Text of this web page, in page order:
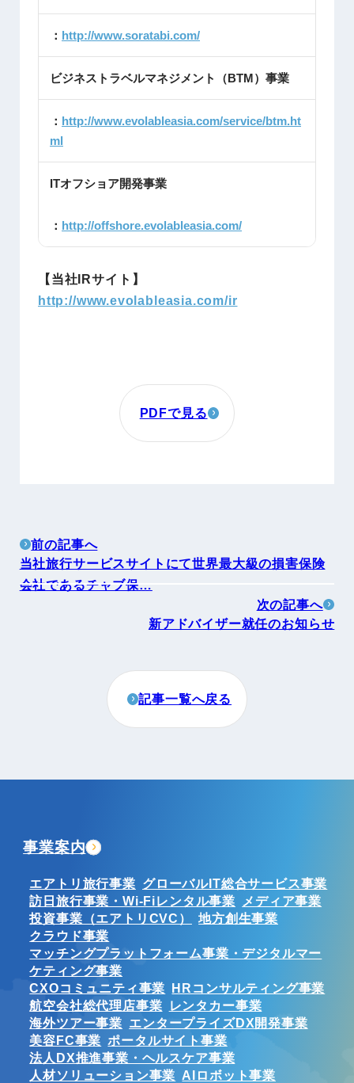
： http://www.soratabi.com/
ビジネストラベルマネジメント（BTM）事業
： http://www.evolableasia.com/service/btm.ht
ml
ITオフショア開発事業
： http://offshore.evolableasia.com/
【当社IRサイト】
http://www.evolableasia.com/ir
PDFで見る
前の記事へ
当社旅行サービスサイトにて世界最大級の損害保険
会社であるチャブ保…
次の記事へ
新アドバイザー就任のお知らせ
記事一覧へ戻る
事業案内
エアトリ旅行事業 グローバルIT総合サービス事業
訪日旅行事業・Wi-Fiレンタル事業
メディア事業
投資事業（エアトリCVC）
地方創生事業
クラウド事業
マッチングプラットフォーム事業・デジタルマー
ケティング事業
CXOコミュニティ事業 HRコンサルティング事業
航空会社総代理店事業
レンタカー事業
海外ツアー事業 エンタープライズDX開発事業
美容FC事業 ポータルサイト事業
法人DX推進事業・ヘルスケア事業
人材ソリューション事業 AIロボット事業